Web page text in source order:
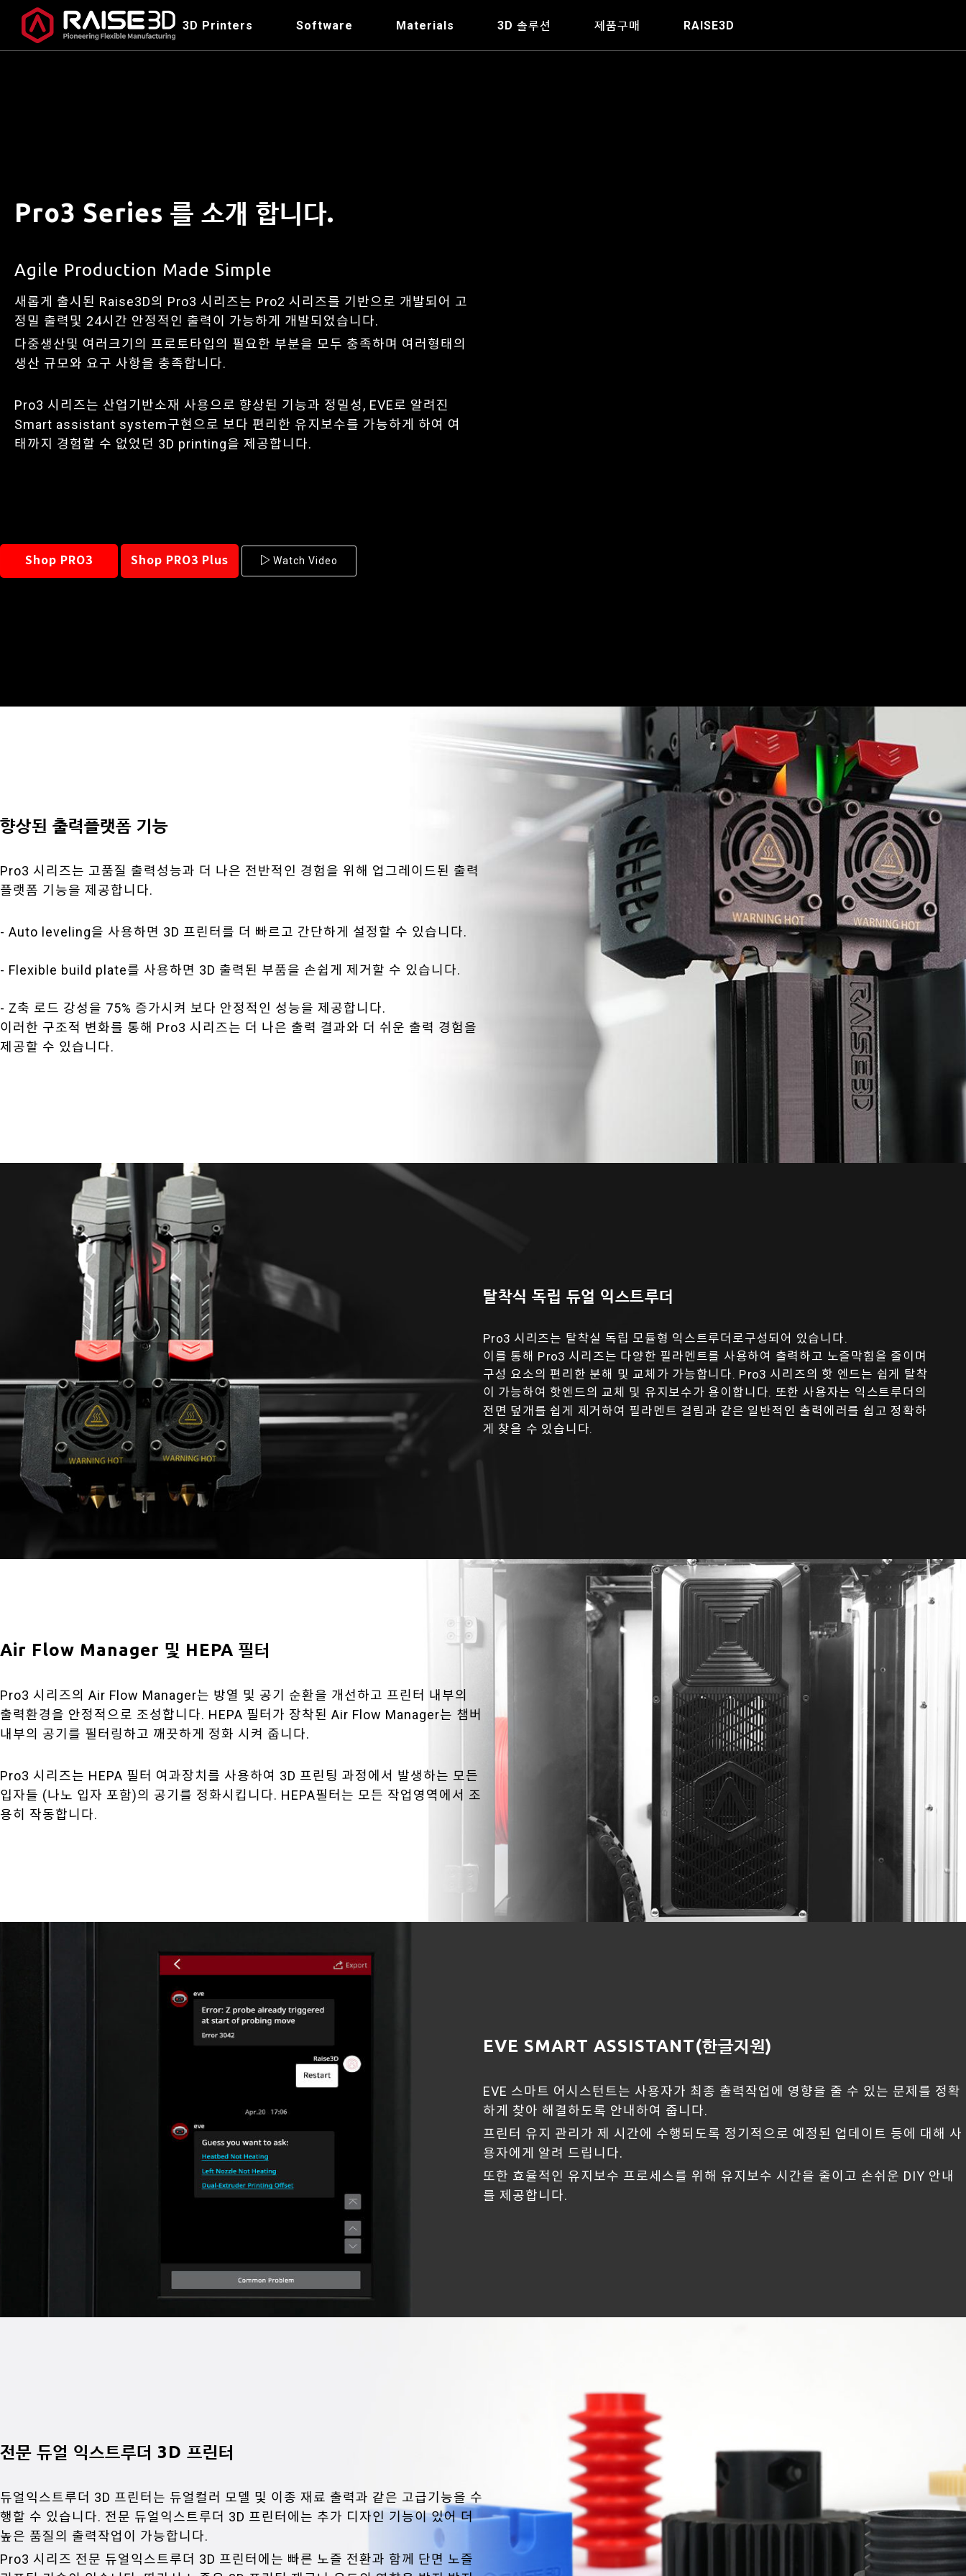
3D Printers Software Materials 3D 솔루션 제품구매 RAISE3D
Pro3 Series 를 소개 합니다.
Agile Production Made Simple
새롭게 출시된 Raise3D의 Pro3 시리즈는 Pro2 시리즈를 기반으로 개발되어 고
정밀 출력및 24시간 안정적인 출력이 가능하게 개발되었습니다.
다중생산및 여러크기의 프로토타입의 필요한 부분을 모두 충족하며 여러형태의
생산 규모와 요구 사항을 충족합니다.
Pro3 시리즈는 산업기반소재 사용으로 향상된 기능과 정밀성, EVE로 알려진
Smart assistant system구현으로 보다 편리한 유지보수를 가능하게 하여 여
태까지 경험할 수 없었던 3D printing을 제공합니다.
Shop PRO3 Shop PRO3 Plus Watch Video
향상된 출력플랫폼 기능
Pro3 시리즈는 고품질 출력성능과 더 나은 전반적인 경험을 위해 업그레이드된 출력
플랫폼 기능을 제공합니다.
- Auto leveling을 사용하면 3D 프린터를 더 빠르고 간단하게 설정할 수 있습니다.
- Flexible build plate를 사용하면 3D 출력된 부품을 손쉽게 제거할 수 있습니다.
- Z축 로드 강성을 75% 증가시켜 보다 안정적인 성능을 제공합니다.
이러한 구조적 변화를 통해 Pro3 시리즈는 더 나은 출력 결과와 더 쉬운 출력 경험을
제공할 수 있습니다.
탈착식 독립 듀얼 익스트루더
Pro3 시리즈는 탈착실 독립 모듈형 익스트루더로구성되어 있습니다.
이를 통해 Pro3 시리즈는 다양한 필라멘트를 사용하여 출력하고 노즐막힘을 줄이며
구성 요소의 편리한 분해 및 교체가 가능합니다. Pro3 시리즈의 핫 엔드는 쉽게 탈착
이 가능하여 핫엔드의 교체 및 유지보수가 용이합니다. 또한 사용자는 익스트루더의
전면 덮개를 쉽게 제거하여 필라멘트 걸림과 같은 일반적인 출력에러를 쉽고 정확하
게 찾을 수 있습니다.
Air Flow Manager 및 HEPA 필터
Pro3 시리즈의 Air Flow Manager는 방열 및 공기 순환을 개선하고 프린터 내부의
출력환경을 안정적으로 조성합니다. HEPA 필터가 장착된 Air Flow Manager는 챔버
내부의 공기를 필터링하고 깨끗하게 정화 시켜 줍니다.
Pro3 시리즈는 HEPA 필터 여과장치를 사용하여 3D 프린팅 과정에서 발생하는 모든
입자들 (나노 입자 포함)의 공기를 정화시킵니다. HEPA필터는 모든 작업영역에서 조
용히 작동합니다.
EVE SMART ASSISTANT(한글지원)
EVE 스마트 어시스턴트는 사용자가 최종 출력작업에 영향을 줄 수 있는 문제를 정확
하게 찾아 해결하도록 안내하여 줍니다.
프린터 유지 관리가 제 시간에 수행되도록 정기적으로 예정된 업데이트 등에 대해 사
용자에게 알려 드립니다.
또한 효율적인 유지보수 프로세스를 위해 유지보수 시간을 줄이고 손쉬운 DIY 안내
를 제공합니다.
전문 듀얼 익스트루더 3D 프린터
듀얼익스트루더 3D 프린터는 듀얼컬러 모델 및 이종 재료 출력과 같은 고급기능을 수
행할 수 있습니다. 전문 듀얼익스트루더 3D 프린터에는 추가 디자인 기능이 있어 더
높은 품질의 출력작업이 가능합니다.
Pro3 시리즈 전문 듀얼익스트루더 3D 프린터에는 빠른 노즐 전환과 함께 단면 노즐